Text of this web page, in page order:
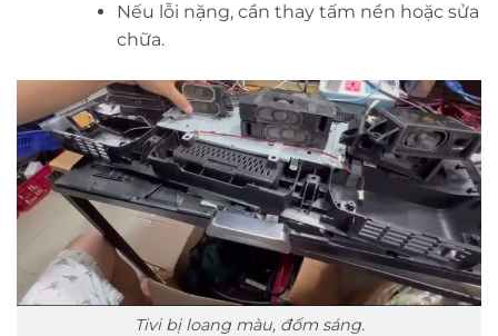
Nếu lỗi nặng, cần thay tấm nền hoặc sửa
chữa.
Tivi bị loang màu, đốm sáng.